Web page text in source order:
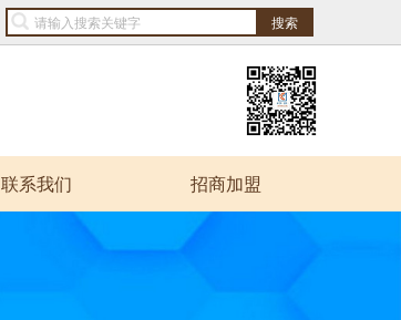
联系我们 招商加盟